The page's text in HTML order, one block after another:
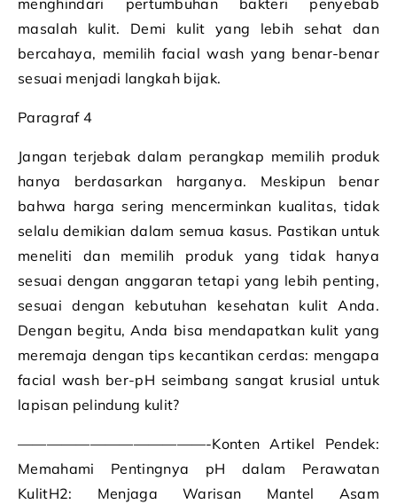
menghindari pertumbuhan bakteri penyebab
masalah kulit. Demi kulit yang lebih sehat dan
bercahaya, memilih facial wash yang benar-benar
sesuai menjadi langkah bijak.
Paragraf 4
Jangan terjebak dalam perangkap memilih produk
hanya berdasarkan harganya. Meskipun benar
bahwa harga sering mencerminkan kualitas, tidak
selalu demikian dalam semua kasus. Pastikan untuk
meneliti dan memilih produk yang tidak hanya
sesuai dengan anggaran tetapi yang lebih penting,
sesuai dengan kebutuhan kesehatan kulit Anda.
Dengan begitu, Anda bisa mendapatkan kulit yang
meremaja dengan tips kecantikan cerdas: mengapa
facial wash ber-pH seimbang sangat krusial untuk
lapisan pelindung kulit?
—————————————-Konten Artikel Pendek:
Memahami Pentingnya pH dalam Perawatan
KulitH2: Menjaga Warisan Mantel Asam